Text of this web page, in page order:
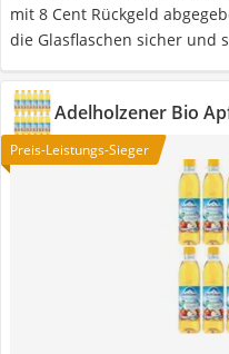
mit 8 Cent Rückgeld
die Glasflaschen sicher und
Adelholzener Bio
Preis-Leistungs-Sieger